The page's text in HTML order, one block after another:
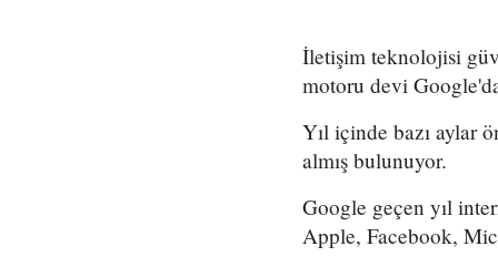
İletişim teknolojisi
motoru devi
Yıl içinde bazı aylar
almış bulunuyor.
Google geçen yıl
Apple, Facebook,